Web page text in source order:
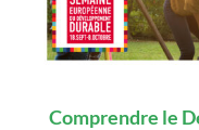
Comprendre le